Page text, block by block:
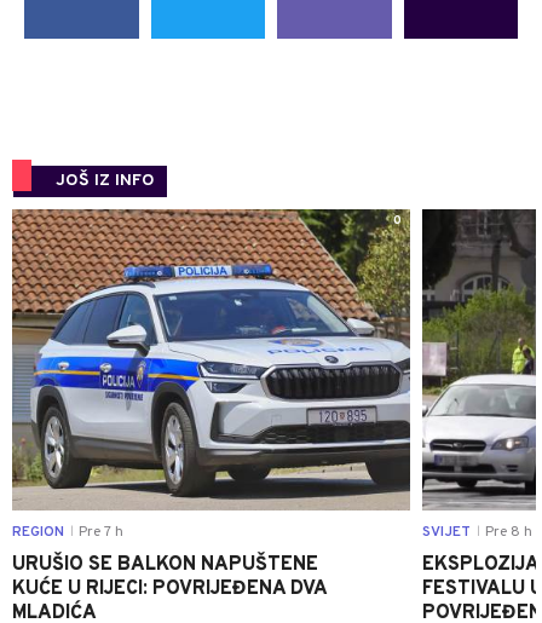
JOŠ IZ INFO
0
REGION Pre 7 h
URUŠIO SE BALKON NAPUŠTENE
KUĆE U RIJECI: POVRIJEĐENA DVA
MLADIĆA
SVIJET Pre 8 h
FESTIVALU